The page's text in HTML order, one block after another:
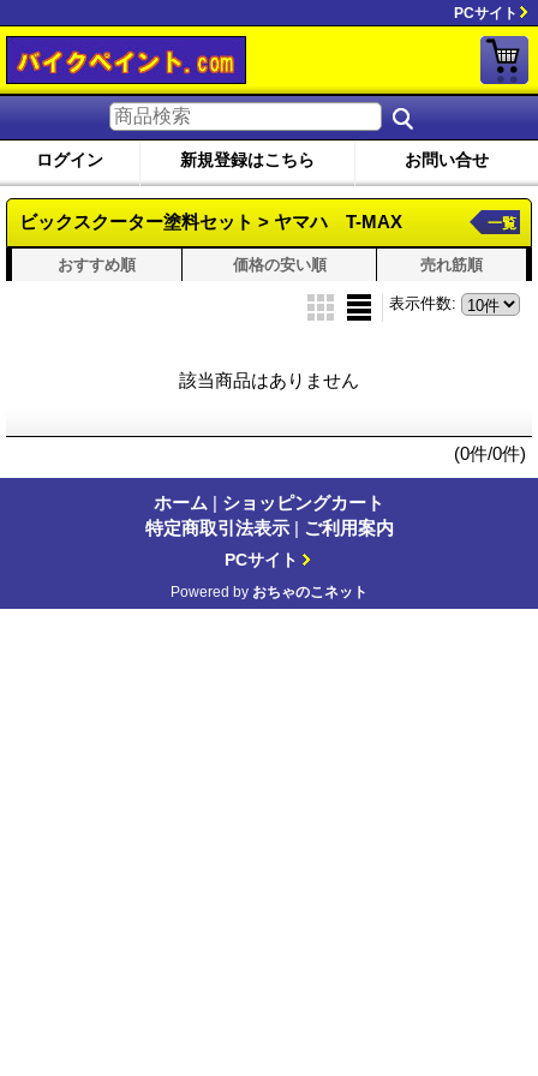
PCサイト
ログイン 新規登録はこちら お問い合せ
ビックスクーター塗料セット > ヤマハ T-MAX 一覧
おすすめ順 価格の安い順 売れ筋順
表示件数:
該当商品はありません
(0件/0件)
ホーム | ショッピングカート
特定商取引法表示 | ご利用案内
PCサイト
Powered by おちゃのこネット